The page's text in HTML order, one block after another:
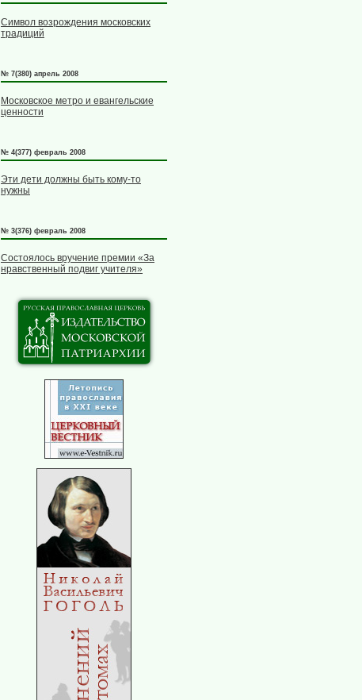
Символ возрождения московских
традиций
№ 7(380) апрель 2008
Московское метро и евангельские
ценности
№ 4(377) февраль 2008
Эти дети должны быть кому-то
нужны
№ 3(376) февраль 2008
Состоялось вручение премии «За
нравственный подвиг учителя»